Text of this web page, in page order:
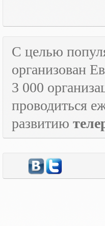
С целью
организован
3 000
проводиться
развитию